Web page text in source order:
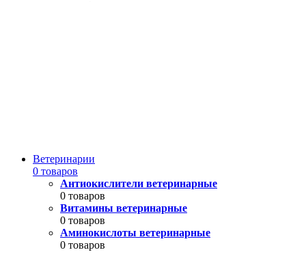
Ветеринарии
0 товаров
Антиокислители ветеринарные
0 товаров
Витамины ветеринарные
0 товаров
Аминокислоты ветеринарные
0 товаров